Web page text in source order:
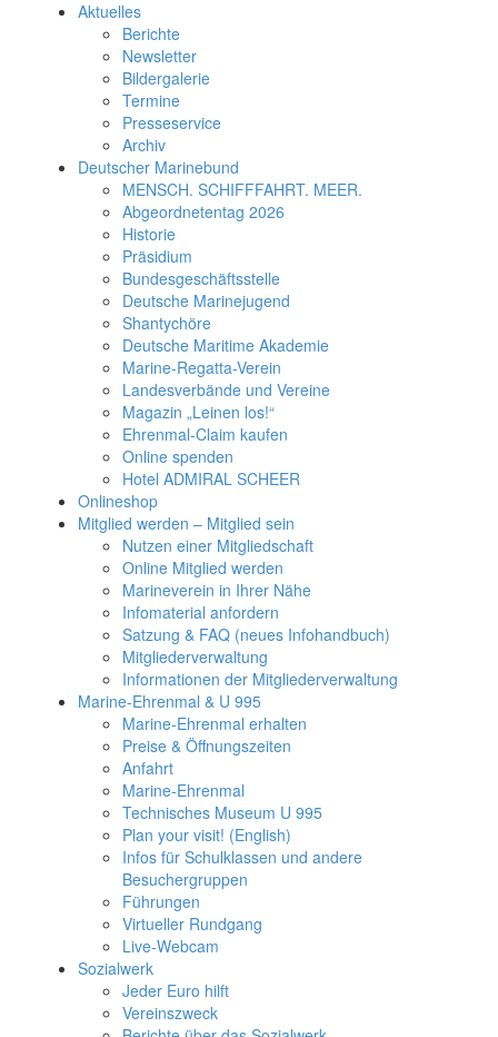
Aktuelles
Berichte
Newsletter
Bildergalerie
Termine
Presseservice
Archiv
Deutscher Marinebund
MENSCH. SCHIFFFAHRT. MEER.
Abgeordnetentag 2026
Historie
Präsidium
Bundesgeschäftsstelle
Deutsche Marinejugend
Shantychöre
Deutsche Maritime Akademie
Marine-Regatta-Verein
Landesverbände und Vereine
Magazin „Leinen los!“
Ehrenmal-Claim kaufen
Online spenden
Hotel ADMIRAL SCHEER
Onlineshop
Mitglied werden – Mitglied sein
Nutzen einer Mitgliedschaft
Online Mitglied werden
Marineverein in Ihrer Nähe
Infomaterial anfordern
Satzung & FAQ (neues Infohandbuch)
Mitgliederverwaltung
Informationen der Mitgliederverwaltung
Marine-Ehrenmal & U 995
Marine-Ehrenmal erhalten
Preise & Öffnungszeiten
Anfahrt
Marine-Ehrenmal
Technisches Museum U 995
Plan your visit! (English)
Infos für Schulklassen und andere
Besuchergruppen
Führungen
Virtueller Rundgang
Live-Webcam
Sozialwerk
Jeder Euro hilft
Vereinszweck